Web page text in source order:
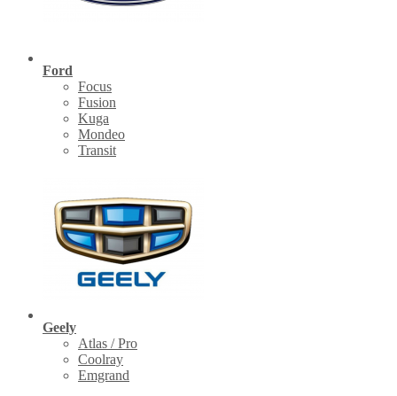
Ford
Focus
Fusion
Kuga
Mondeo
Transit
Geely
Atlas / Pro
Coolray
Emgrand